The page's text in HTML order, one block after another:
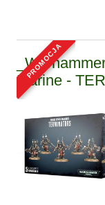
Marine -
promocja